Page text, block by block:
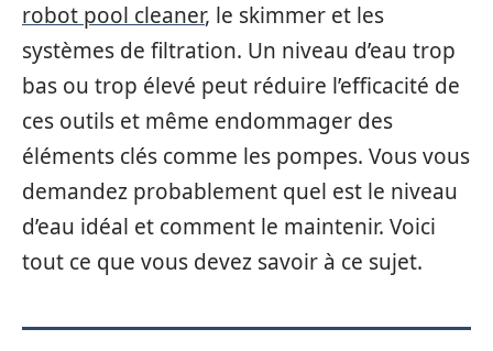
robot pool cleaner, le skimmer et les
systèmes de filtration. Un niveau d’eau trop
bas ou trop élevé peut réduire l’efficacité de
ces outils et même endommager des
éléments clés comme les pompes. Vous vous
demandez probablement quel est le niveau
d’eau idéal et comment le maintenir. Voici
tout ce que vous devez savoir à ce sujet.